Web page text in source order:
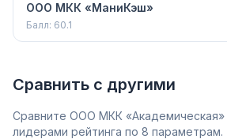
ООО МКК «МаниКэш»
Балл: 60.1
Сравнить с другими
Сравните ООО МКК «Академическая»
лидерами рейтинга по 8 параметрам.